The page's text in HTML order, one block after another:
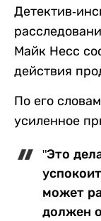
Детектив-
Майк Несс
действия
По его
усиленное
"Это
может
должен